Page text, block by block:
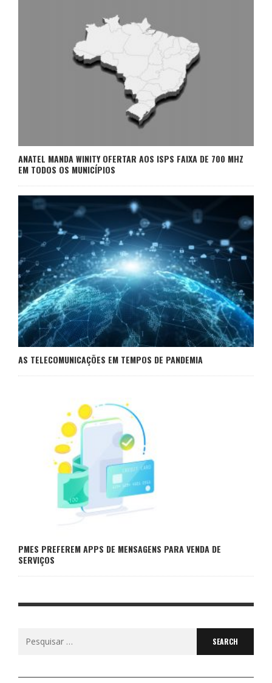
ANATEL MANDA WINITY OFERTAR AOS ISPS FAIXA DE 700 MHZ
EM TODOS OS MUNICÍPIOS
AS TELECOMUNICAÇÕES EM TEMPOS DE PANDEMIA
PMES PREFEREM APPS DE MENSAGENS PARA VENDA DE
SERVIÇOS